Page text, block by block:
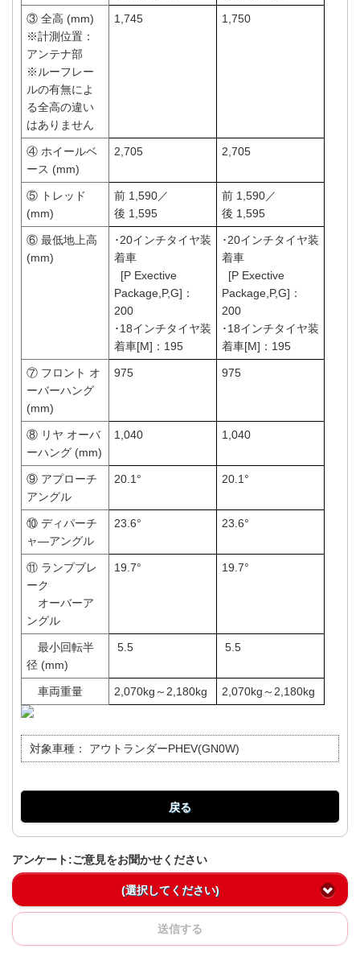
③ 全高 (mm)
※計測位置：
アンテナ部
※ルーフレー
ルの有無によ
る全高の違い
はありません
1,745 1,750
④ ホイールベ
ース (mm)
2,705 2,705
⑤ トレッド
(mm)
前 1,590／
後 1,595
前 1,590／
後 1,595
⑥ 最低地上高
(mm)
･20インチタイヤ装
着車
[P Exective
Package,P,G]：
200
･18インチタイヤ装
着車[M]：195
･20インチタイヤ装
着車
[P Exective
Package,P,G]：
200
･18インチタイヤ装
着車[M]：195
⑦ フロント オ
ーバーハング
(mm)
975 975
⑧ リヤ オーバ
ーハング (mm)
1,040 1,040
⑨ アプローチ
アングル
20.1° 20.1°
⑩ ディパーチ
ャ―アングル
23.6° 23.6°
⑪ ランプブレ
ーク
オーバーア
ングル
19.7° 19.7°
最小回転半
径 (mm)
5.5 5.5
車両重量 2,070kg～2,180kg 2,070kg～2,180kg
対象車種： アウトランダーPHEV(GN0W)
戻る
アンケート:ご意見をお聞かせください
(選択してください)
送信する